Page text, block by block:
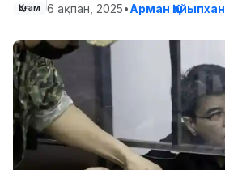
Қоғам 6 ақпан, 2025•Арман Қайыпхан